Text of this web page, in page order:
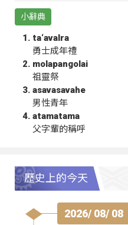
小辭典
ta‘avalra
勇士成年禮
molapangolai
祖靈祭
asavasavahe
男性青年
atamatama
父字輩的稱呼
歷史上的今天
2026/ 08/ 08